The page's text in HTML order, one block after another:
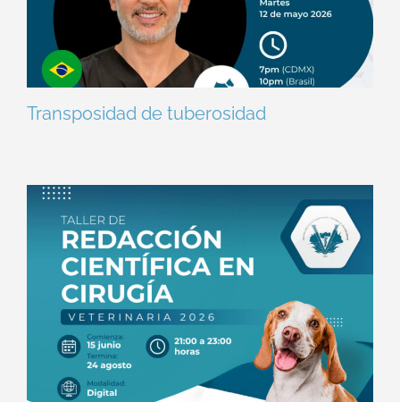
Transposidad de tuberosidad